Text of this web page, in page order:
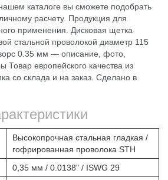
каталоге вы сможете подобрать
расчету. Продукция для
применения. Дисковая щетка
стальной проволокой диаметр 115
0.35 мм — описание, фото,
Товар европейского качества из
со склада и на заказ. Сделано в
Высокопрочная стальная гладкая /
гофрированная проволока STH
0,35 мм / 0.0138" / ISWG 29